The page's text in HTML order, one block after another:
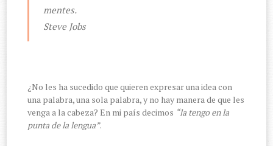
mentes.
Steve Jobs
¿No les ha sucedido que quieren expresar una idea con
una palabra, una sola palabra, y no hay manera de que les
venga a la cabeza? En mi país decimos “la tengo en la
punta de la lengua”.